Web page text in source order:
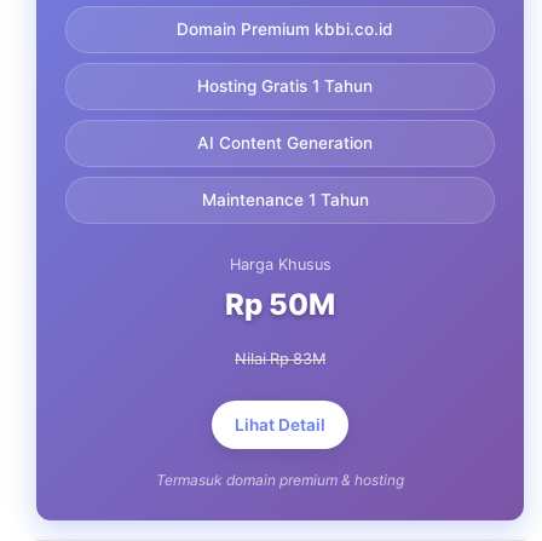
Domain Premium kbbi.co.id
Hosting Gratis 1 Tahun
AI Content Generation
Maintenance 1 Tahun
Harga Khusus
Rp 50M
Nilai Rp 83M
Lihat Detail
Termasuk domain premium & hosting